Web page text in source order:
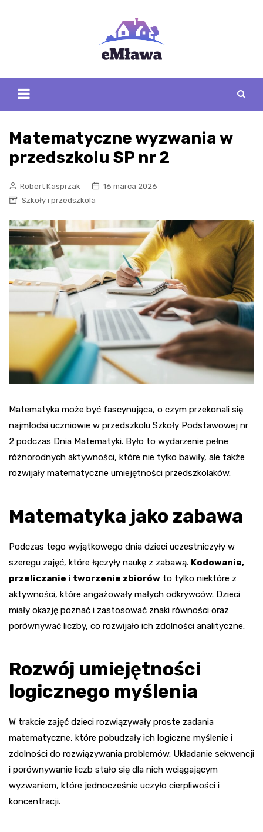
Matematyczne wyzwania w
przedszkolu SP nr 2
Robert Kasprzak
16 marca 2026
Szkoły i przedszkola
Matematyka może być fascynująca, o czym przekonali się
najmłodsi uczniowie w przedszkolu Szkoły Podstawowej nr
2 podczas Dnia Matematyki. Było to wydarzenie pełne
różnorodnych aktywności, które nie tylko bawiły, ale także
rozwijały matematyczne umiejętności przedszkolaków.
Matematyka jako zabawa
Podczas tego wyjątkowego dnia dzieci uczestniczyły w
szeregu zajęć, które łączyły naukę z zabawą. Kodowanie,
przeliczanie i tworzenie zbiorów to tylko niektóre z
aktywności, które angażowały małych odkrywców. Dzieci
miały okazję poznać i zastosować znaki równości oraz
porównywać liczby, co rozwijało ich zdolności analityczne.
Rozwój umiejętności
logicznego myślenia
W trakcie zajęć dzieci rozwiązywały proste zadania
matematyczne, które pobudzały ich logiczne myślenie i
zdolności do rozwiązywania problemów. Układanie sekwencji
i porównywanie liczb stało się dla nich wciągającym
wyzwaniem, które jednocześnie uczyło cierpliwości i
koncentracji.